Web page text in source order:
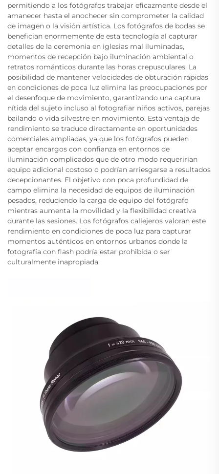
permitiendo a los fotógrafos trabajar eficazmente desde el
amanecer hasta el anochecer sin comprometer la calidad
de imagen o la visión artística. Los fotógrafos de bodas se
benefician enormemente de esta tecnología al capturar
detalles de la ceremonia en iglesias mal iluminadas,
momentos de recepción bajo iluminación ambiental o
retratos románticos durante las horas crepusculares. La
posibilidad de mantener velocidades de obturación rápidas
en condiciones de poca luz elimina las preocupaciones por
el desenfoque de movimiento, garantizando una captura
nítida del sujeto incluso al fotografiar niños activos, parejas
bailando o vida silvestre en movimiento. Esta ventaja de
rendimiento se traduce directamente en oportunidades
comerciales ampliadas, ya que los fotógrafos pueden
aceptar encargos con confianza en entornos de
iluminación complicados que de otro modo requerirían
equipo adicional costoso o podrían arriesgarse a resultados
decepcionantes. El objetivo con poca profundidad de
campo elimina la necesidad de equipos de iluminación
pesados, reduciendo la carga de equipo del fotógrafo
mientras aumenta la movilidad y la flexibilidad creativa
durante las sesiones. Los fotógrafos callejeros valoran este
rendimiento en condiciones de poca luz para capturar
momentos auténticos en entornos urbanos donde la
fotografía con flash podría estar prohibida o ser
culturalmente inapropiada.